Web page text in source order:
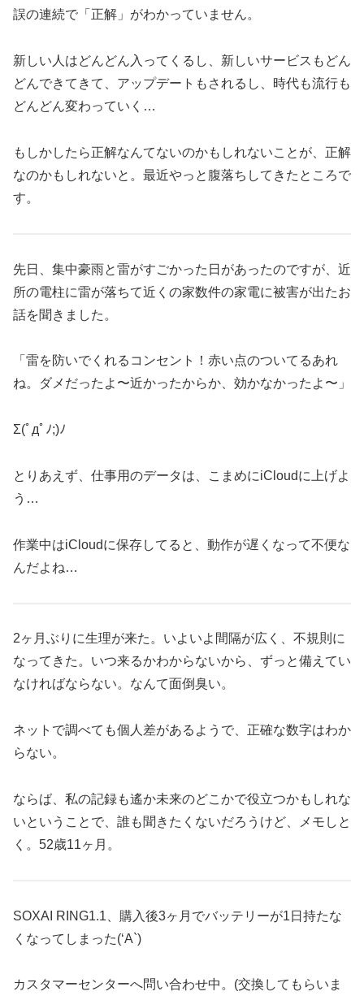
誤の連続で「正解」がわかっていません。
新しい人はどんどん入ってくるし、新しいサービスもどん
どんできてきて、アップデートもされるし、時代も流行も
どんどん変わっていく…
もしかしたら正解なんてないのかもしれないことが、正解
なのかもしれないと。最近やっと腹落ちしてきたところで
す。
先日、集中豪雨と雷がすごかった日があったのですが、近
所の電柱に雷が落ちて近くの家数件の家電に被害が出たお
話を聞きました。
「雷を防いでくれるコンセント！赤い点のついてるあれ
ね。ダメだったよ〜近かったからか、効かなかったよ〜」
Σ(ﾟдﾟﾉ;)ﾉ
とりあえず、仕事用のデータは、こまめにiCloudに上げよ
う…
作業中はiCloudに保存してると、動作が遅くなって不便な
んだよね…
2ヶ月ぶりに生理が来た。いよいよ間隔が広く、不規則に
なってきた。いつ来るかわからないから、ずっと備えてい
なければならない。なんて面倒臭い。
ネットで調べても個人差があるようで、正確な数字はわか
らない。
ならば、私の記録も遙か未来のどこかで役立つかもしれな
いということで、誰も聞きたくないだろうけど、メモしと
く。52歳11ヶ月。
SOXAI RING1.1、購入後3ヶ月でバッテリーが1日持たな
くなってしまった(‘A`)
カスタマーセンターへ問い合わせ中。(交換してもらいま